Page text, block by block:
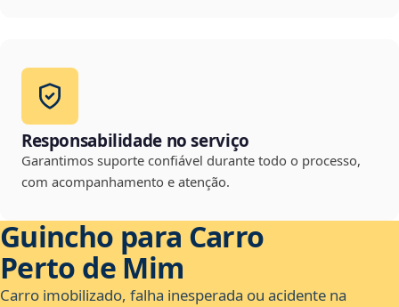
Responsabilidade no serviço
Garantimos suporte confiável durante todo o processo,
com acompanhamento e atenção.
Guincho para Carro
Perto de Mim
Carro imobilizado, falha inesperada ou acidente na